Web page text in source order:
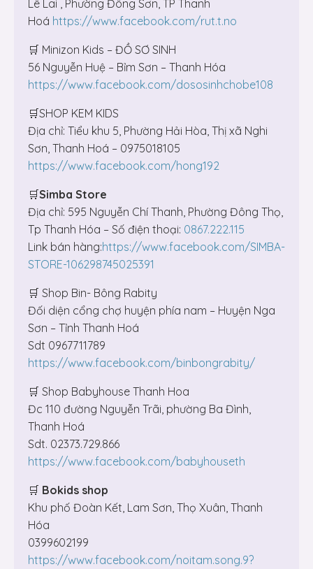
Lê Lai , Phường Đông Sơn, TP Thanh
Hoá https://www.facebook.com/rut.t.no
🛒 Minizon Kids – ĐỒ SƠ SINH
56 Nguyễn Huệ – Bỉm Sơn – Thanh Hóa
https://www.facebook.com/dososinhchobe108
🛒SHOP KEM KIDS
Địa chỉ: Tiểu khu 5, Phường Hải Hòa, Thị xã Nghi
Sơn, Thanh Hoá – 0975018105
https://www.facebook.com/hong192
🛒Simba Store
Địa chỉ: 595 Nguyễn Chí Thanh, Phường Đông Thọ,
Tp Thanh Hóa – Số điện thoại: 0867.222.115
Link bán hàng:https://www.facebook.com/SIMBA-
STORE-106298745025391
🛒 Shop Bin- Bông Rabity
Đối diện cổng chợ huyện phía nam – Huyện Nga
Sơn – Tỉnh Thanh Hoá
Sdt 0967711789
https://www.facebook.com/binbongrabity/
🛒 Shop Babyhouse Thanh Hoa
Đc 110 đường Nguyễn Trãi, phường Ba Đình,
Thanh Hoá
Sdt. 02373.729.866
https://www.facebook.com/babyhouseth
🛒 Bokids shop
Khu phố Đoàn Kết, Lam Sơn, Thọ Xuân, Thanh
Hóa
0399602199
https://www.facebook.com/noitam.song.9?